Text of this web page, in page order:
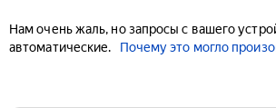
Нам очень жаль, но запросы с вашего
автоматические.
Почему это могло